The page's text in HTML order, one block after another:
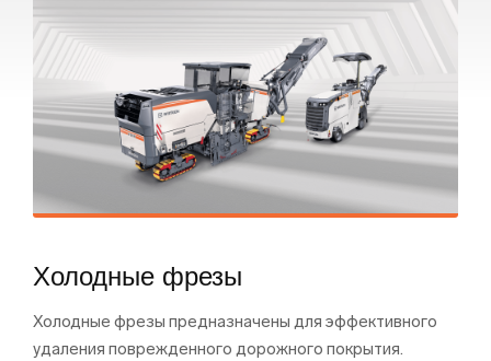
Холодные фрезы
Холодные фрезы предназначены для эффективного
удаления поврежденного дорожного покрытия.